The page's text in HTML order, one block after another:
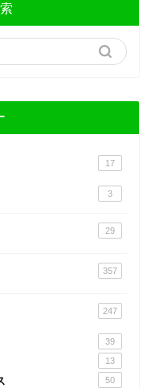
17
3
29
357
247
39
13
50